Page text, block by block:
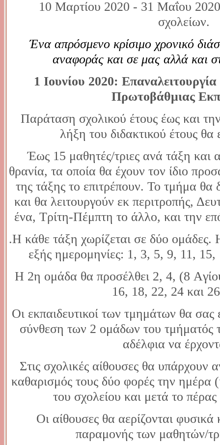
10 Μαρτίου 2020 - 31 Μαΐου
Ένα απρόσμενο κρίσιμο χρονικό
αναφοράς και σε μας αλλά και
1 Ιουνίου 2020:
Πρωτοβάθμιας
Παράταση σχολικού έτους έως και
λήξη του διδακτικού έτους θα
Έως 15 μαθητές/τριες ανά τάξη και
θρανία, τα οποία θα έχουν τον ίδιο
της τάξης το επιτρέπουν. Το τμήμα θα
και θα λειτουργούν εκ περιτροπής,
ένα, Τρίτη-Πέμπτη το άλλο, και την
.Η κάθε τάξη χωρίζεται σε δύο ομάδες.
εξής ημερομηνίες: 1, 3, 5, 9, 11,
Η 2η ομάδα θα προσέλθει 2, 4, (8
16, 18, 22, 24 και
Οι εκπαιδευτικοί των τμημάτων θα
σύνθεση των 2 ομάδων του
αδέλφια να
Στις σχολικές αίθουσες θα υπάρχουν
καθαρισμός τους δύο φορές την ημέρα
του σχολείου και μετά το πέρας
Οι αίθουσες θα αερίζονται
παραμονής των μαθητών/